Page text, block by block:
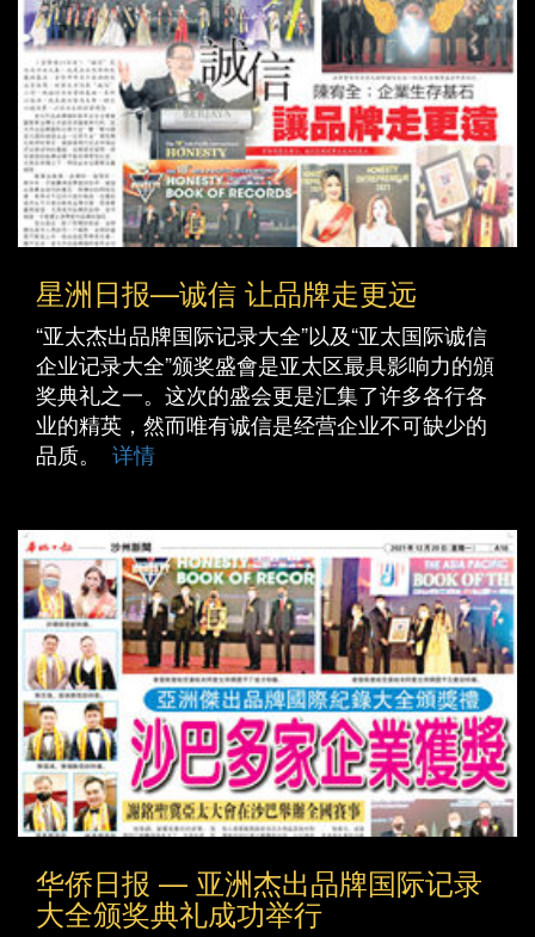
星洲日报—诚信 让品牌走更远
“亚太杰出品牌国际记录大全”以及“亚太国际诚信
企业记录大全”颁奖盛會是亚太区最具影响力的頒
奖典礼之一。这次的盛会更是汇集了许多各行各
业的精英，然而唯有诚信是经营企业不可缺少的
品质。
详情
华侨日报 — 亚洲杰出品牌国际记录
大全颁奖典礼成功举行